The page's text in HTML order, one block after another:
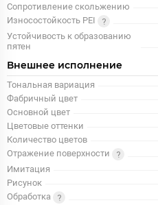
Сопротивление скольжению
Износостойкость PEI
Устойчивость к образованию
пятен
Внешнее исполнение
Тональная вариация
Фабричный цвет
Основной цвет
Цветовые оттенки
Количество цветов
Отражение поверхности
Имитация
Рисунок
Обработка